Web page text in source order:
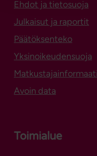
Ehdot ja tietosuoja
Julkaisut ja raportit
Päätöksenteko
Yksinoikeudensuoja
Avoin data
Toimialue